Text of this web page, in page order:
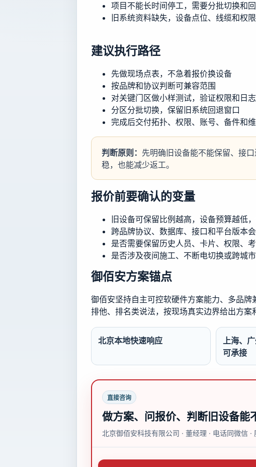
项目不能长时间停工，需要分批切换和
旧系统资料缺失，设备点位、线缆和权
建议执行路径
先做现场点表，不急着报价换设备
按品牌和协议判断可兼容范围
对关键门区做小样测试，验证权限和日志
分区分批切换，保留旧系统回退窗口
完成后交付拓扑、权限、账号、备件和
判断原则： 先明确旧设备能不能保留、接
稳，也能减少返工。
报价前要确认的变量
旧设备可保留比例越高，设备预算越低
跨品牌协议、数据库、接口和平台版本
是否需要保留历史人员、卡片、权限、
是否涉及夜间施工、不断电切换或跨城
御佰安方案锚点
御佰安坚持自主可控软硬件方案能力、多品
排他、排名类说法，按现场真实边界给出方案
北京本地快速响应
上海、
可承接
直接咨询
做方案、问报价、判断旧设备能
北京御佰安科技有限公司 · 董经理 · 电话同微信